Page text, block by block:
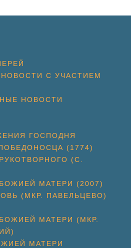
С УЧАСТИЕМ
НОВОСТИ
ГОСПОДНЯ
(1774)
(С.
МАТЕРИ (2007)
(МКР. ПАВЕЛЬЦЕВО)
МАТЕРИ (МКР.
МАТЕРИ